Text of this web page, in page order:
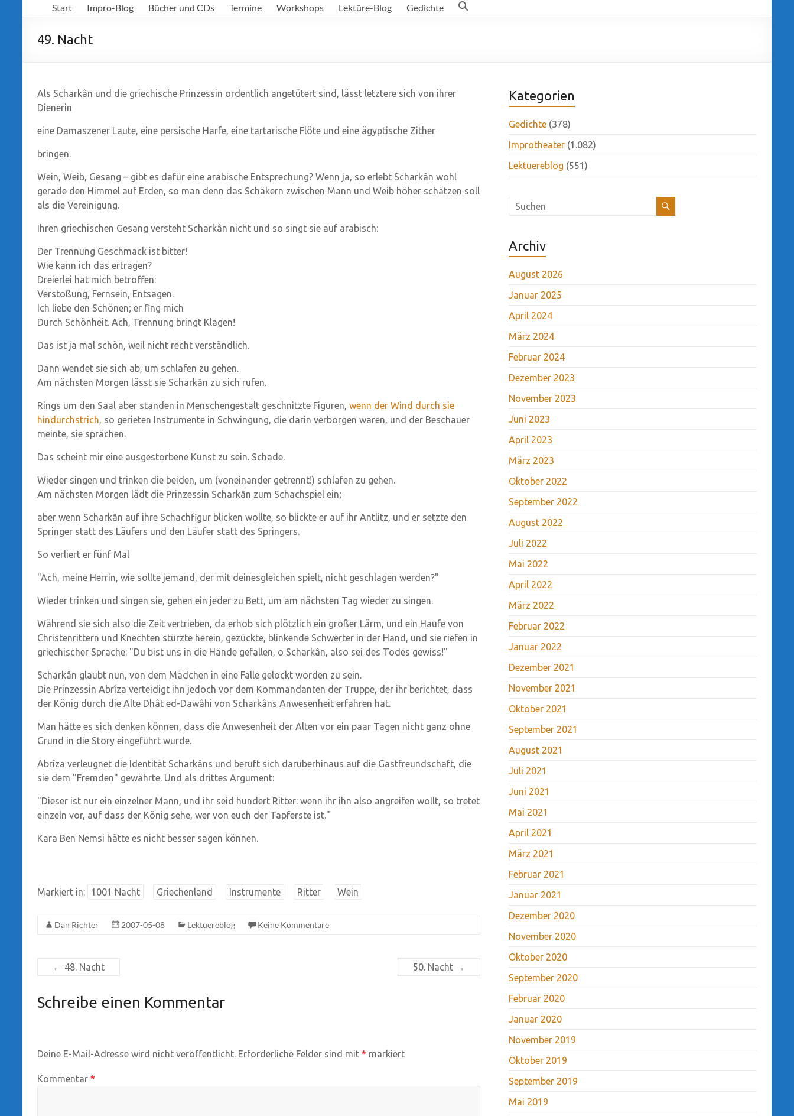
Richter
Start Impro-Blog Bücher und CDs Termine Workshops Lektüre-Blog Gedichte
49. Nacht
Als Scharkân und die griechische Prinzessin ordentlich angetütert sind, lässt letztere sich von ihrer
Dienerin
eine Damaszener Laute, eine persische Harfe, eine tartarische Flöte und eine ägyptische Zither
bringen.
Wein, Weib, Gesang – gibt es dafür eine arabische Entsprechung? Wenn ja, so erlebt Scharkân wohl
gerade den Himmel auf Erden, so man denn das Schäkern zwischen Mann und Weib höher schätzen soll
als die Vereinigung.
Ihren griechischen Gesang versteht Scharkân nicht und so singt sie auf arabisch:
Der Trennung Geschmack ist bitter!
Wie kann ich das ertragen?
Dreierlei hat mich betroffen:
Verstoßung, Fernsein, Entsagen.
Ich liebe den Schönen; er fing mich
Durch Schönheit. Ach, Trennung bringt Klagen!
Das ist ja mal schön, weil nicht recht verständlich.
Dann wendet sie sich ab, um schlafen zu gehen.
Am nächsten Morgen lässt sie Scharkân zu sich rufen.
Rings um den Saal aber standen in Menschengestalt geschnitzte Figuren, wenn der Wind durch sie
hindurchstrich, so gerieten Instrumente in Schwingung, die darin verborgen waren, und der Beschauer
meinte, sie sprächen.
Das scheint mir eine ausgestorbene Kunst zu sein. Schade.
Wieder singen und trinken die beiden, um (voneinander getrennt!) schlafen zu gehen.
Am nächsten Morgen lädt die Prinzessin Scharkân zum Schachspiel ein;
aber wenn Scharkân auf ihre Schachfigur blicken wollte, so blickte er auf ihr Antlitz, und er setzte den
Springer statt des Läufers und den Läufer statt des Springers.
So verliert er fünf Mal
"Ach, meine Herrin, wie sollte jemand, der mit deinesgleichen spielt, nicht geschlagen werden?"
Wieder trinken und singen sie, gehen ein jeder zu Bett, um am nächsten Tag wieder zu singen.
Während sie sich also die Zeit vertrieben, da erhob sich plötzlich ein großer Lärm, und ein Haufe von
Christenrittern und Knechten stürzte herein, gezückte, blinkende Schwerter in der Hand, und sie riefen in
griechischer Sprache: "Du bist uns in die Hände gefallen, o Scharkân, also sei des Todes gewiss!"
Scharkân glaubt nun, von dem Mädchen in eine Falle gelockt worden zu sein.
Die Prinzessin Abrîza verteidigt ihn jedoch vor dem Kommandanten der Truppe, der ihr berichtet, dass
der König durch die Alte Dhât ed-Dawâhi von Scharkâns Anwesenheit erfahren hat.
Man hätte es sich denken können, dass die Anwesenheit der Alten vor ein paar Tagen nicht ganz ohne
Grund in die Story eingeführt wurde.
Abrîza verleugnet die Identität Scharkâns und beruft sich darüberhinaus auf die Gastfreundschaft, die
sie dem "Fremden" gewährte. Und als drittes Argument:
"Dieser ist nur ein einzelner Mann, und ihr seid hundert Ritter: wenn ihr ihn also angreifen wollt, so tretet
einzeln vor, auf dass der König sehe, wer von euch der Tapferste ist."
Kara Ben Nemsi hätte es nicht besser sagen können.
Markiert in: 1001 Nacht Griechenland Instrumente Ritter Wein
Dan Richter 2007-05-08 Lektuereblog Keine Kommentare
← 48. Nacht 50. Nacht →
Schreibe einen Kommentar
Deine E-Mail-Adresse wird nicht veröffentlicht. Erforderliche Felder sind mit * markiert
Kommentar *
Kategorien
Gedichte (378)
Improtheater (1.082)
Lektuereblog (551)
Archiv
August 2026
Januar 2025
April 2024
März 2024
Februar 2024
Dezember 2023
November 2023
Juni 2023
April 2023
März 2023
Oktober 2022
September 2022
August 2022
Juli 2022
Mai 2022
April 2022
März 2022
Februar 2022
Januar 2022
Dezember 2021
November 2021
Oktober 2021
September 2021
August 2021
Juli 2021
Juni 2021
Mai 2021
April 2021
März 2021
Februar 2021
Januar 2021
Dezember 2020
November 2020
Oktober 2020
September 2020
Februar 2020
Januar 2020
November 2019
Oktober 2019
September 2019
Mai 2019